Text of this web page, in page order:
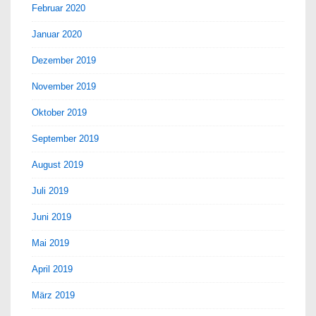
Februar 2020
Januar 2020
Dezember 2019
November 2019
Oktober 2019
September 2019
August 2019
Juli 2019
Juni 2019
Mai 2019
April 2019
März 2019